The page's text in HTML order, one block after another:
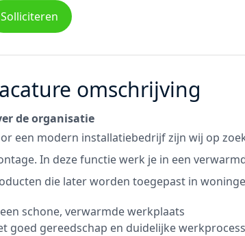
Solliciteren
omschrijving
de organisatie
een modern installatiebedrijf zijn wij op
In deze functie werk je in een
die later worden toegepast in
schone, verwarmde werkplaats
goed gereedschap en duidelijke